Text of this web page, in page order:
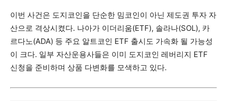
이번 사건은 도지코인을 단순한 밈코인이 아닌 제도권 투자 자
산으로 격상시켰다. 나아가 이더리움(ETF), 솔라나(SOL), 카
르다노(ADA) 등 주요 알트코인 ETF 출시도 가속화 될 가능성
이 크다. 일부 자산운용사들은 이미 도지코인 레버리지 ETF
신청을 준비하며 상품 다변화를 모색하고 있다.